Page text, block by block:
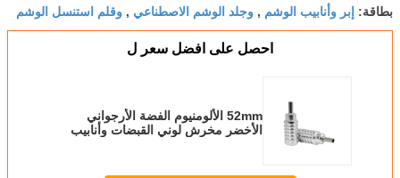
بطاقة: إبر وأنابيب الوشم , وجلد الوشم الاصطناعي , وقلم استنسل الوشم
احصل على افضل سعر ل
52mm الألومنيوم الفضة الأرجواني
الأخضر مخرش لوني القبضات وأنابيب